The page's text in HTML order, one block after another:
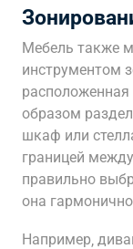
Мебель также
инструментом
расположенная
образом
шкаф или
границей
правильно
она
Например‚